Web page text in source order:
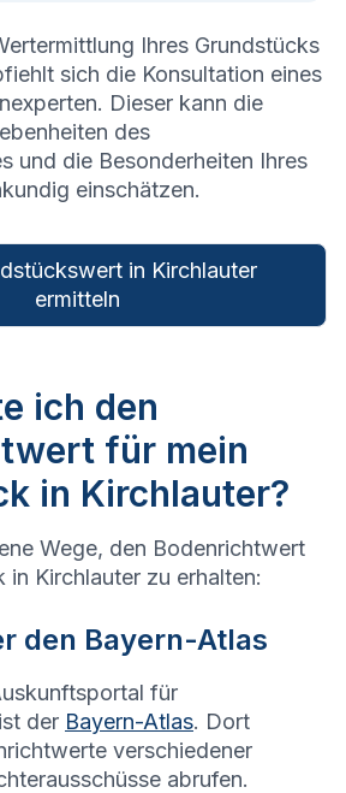
Ihres Grundstücks
sich die Konsultation eines
Dieser kann die
des
und die Besonderheiten Ihres
einschätzen.
in Kirchlauter
ermitteln
ich den
für mein
in Kirchlauter?
Wege, den Bodenrichtwert
in Kirchlauter zu erhalten:
den Bayern-Atlas
für
der Bayern-Atlas. Dort
verschiedener
abrufen.